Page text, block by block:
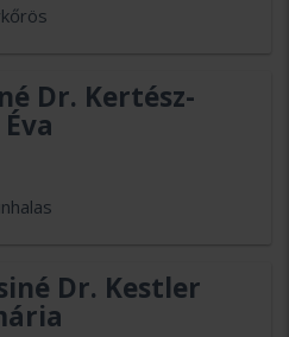
Dr. Kertész-
Dr. Kestler